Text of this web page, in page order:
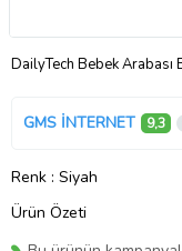
DailyTech Bebek Arabası
GMS İNTERNET 9,3
Renk : Siyah
Ürün Özeti